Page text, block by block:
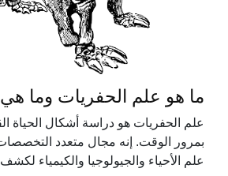
ما هو علم الحفريات وما هي
علم الحفريات هو دراسة أشكال الحياة
بمرور الوقت. إنه مجال متعدد
علم الأحياء والجيولوجيا والكيمياء